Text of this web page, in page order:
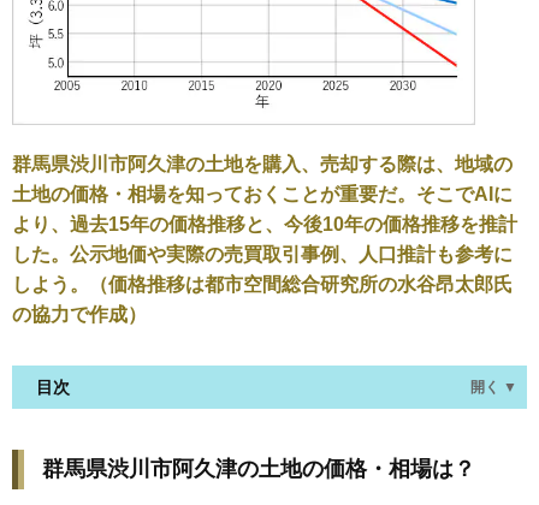
群馬県渋川市阿久津の土地を購入、売却する際は、地域の
土地の価格・相場を知っておくことが重要だ。そこでAIに
より、過去15年の価格推移と、今後10年の価格推移を推計
した。公示地価や実際の売買取引事例、人口推計も参考に
しよう。（価格推移は都市空間総合研究所の水谷昂太郎氏
の協力で作成）
目次 開く ▼
現在の価格は、13万円／坪（10年前比▲1.5%）
群馬県渋川市阿久津の土地の価格・相場は？